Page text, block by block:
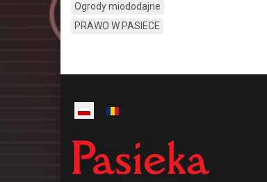
Ogrody miododajne
PRAWO W PASIECE